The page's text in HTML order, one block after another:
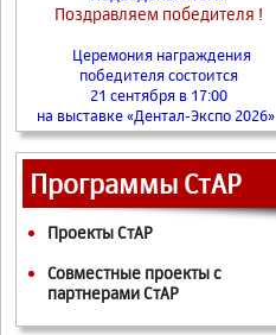
Поздравляем победителя !
Церемония награждения
победителя состоится
21 сентября в 17:00
на выставке «Дентал-Экспо 2026»
Программы СтАР
Проекты СтАР
Совместные проекты с
партнерами СтАР